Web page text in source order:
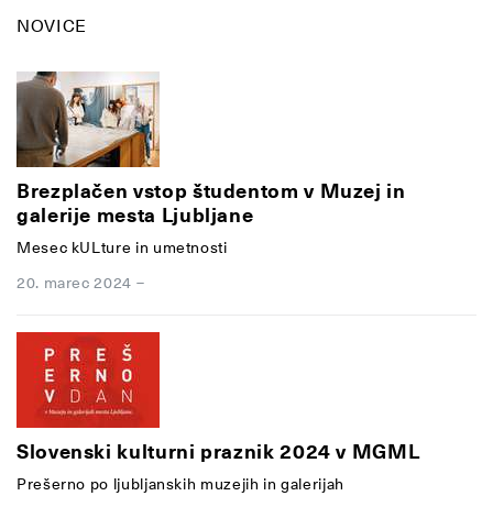
NOVICE
Brezplačen vstop študentom v Muzej in
galerije mesta Ljubljane
Mesec kULture in umetnosti
20. marec 2024 –
Slovenski kulturni praznik 2024 v MGML
Prešerno po ljubljanskih muzejih in galerijah